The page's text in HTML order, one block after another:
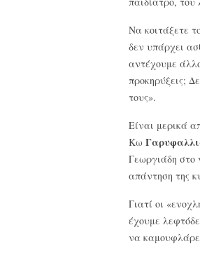
Να κοιτάξετε
δεν υπάρχει
αντέχουμε
προκηρύξεις;
τους».
Είναι μερικά
Κω
Γεωργιάδη στο
απάντηση της
Γιατί οι
έχουμε
να